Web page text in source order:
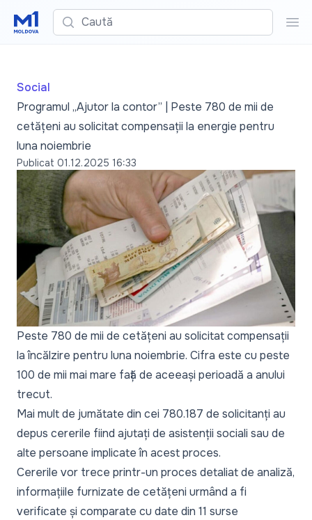
Caută
Social
Programul „Ajutor la contor” | Peste 780 de mii de
cetățeni au solicitat compensații la energie pentru
luna noiembrie
Publicat 01.12.2025 16:33
Peste 780 de mii de cetățeni au solicitat compensații
la încălzire pentru luna noiembrie. Cifra este cu peste
100 de mii mai mare față de aceeași perioadă a anului
trecut.
Mai mult de jumătate din cei 780.187 de solicitanți au
depus cererile fiind ajutați de asistenții sociali sau de
alte persoane implicate în acest proces.
Cererile vor trece printr-un proces detaliat de analiză,
informațiile furnizate de cetățeni urmând a fi
verificate și comparate cu date din 11 surse